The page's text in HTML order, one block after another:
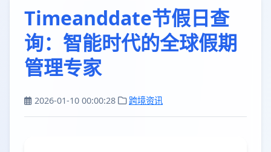
Timeanddate节假日查
询：智能时代的全球假期
管理专家
2026-01-10 00:00:28 跨境资讯